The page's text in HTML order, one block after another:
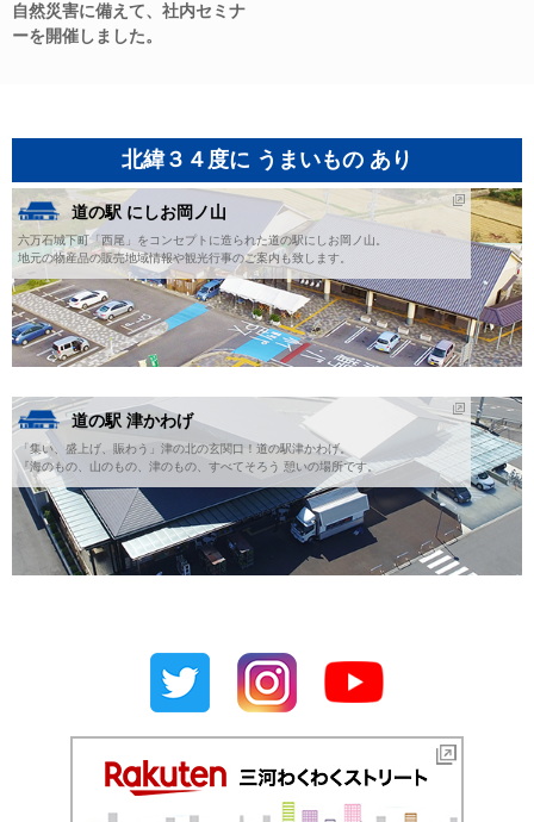
自然災害に備えて、社内セミナ
ーを開催しました。
北緯３４度に うまいもの あり
道の駅 にしお岡ノ山
六万石城下町「西尾」をコンセプトに造られた道の駅にしお岡ノ山。
地元の物産品の販売地域情報や観光行事のご案内も致します。
道の駅 津かわげ
「集い、盛上げ、賑わう」津の北の玄関口！道の駅津かわげ。
『海のもの、山のもの、津のもの、すべてそろう 憩いの場所です。